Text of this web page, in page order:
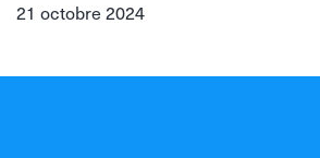
21 octobre 2024